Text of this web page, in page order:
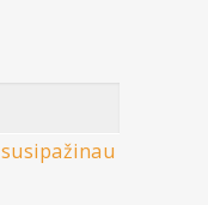
susipažinau